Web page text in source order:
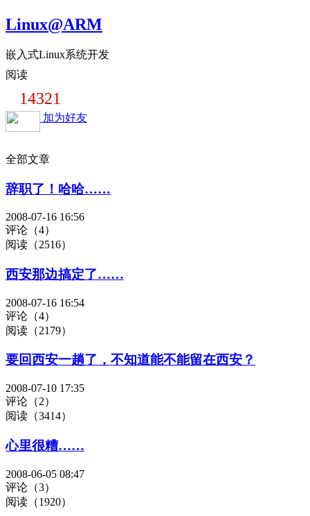
Linux@ARM
嵌入式Linux系统开发
阅读
14321
加为好友
全部文章
辞职了！哈哈……
2008-07-16 16:56
评论（4）
阅读（2516）
西安那边搞定了……
2008-07-16 16:54
评论（4）
阅读（2179）
要回西安一趟了，不知道能不能留在西安？
2008-07-10 17:35
评论（2）
阅读（3414）
心里很糟……
2008-06-05 08:47
评论（3）
阅读（1920）